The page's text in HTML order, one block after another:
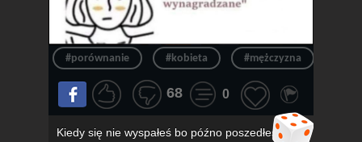
#porównanie #kobieta #mężczyzna
68 0
Kiedy się nie wyspałeś bo późno poszedłeś